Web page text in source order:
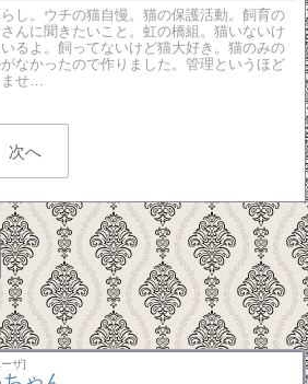
し。ウチの猫自慢。猫の保護活動。飼育の
んに聞きたいこと。虹の橋組。猫いないけ
るよ。飼ってないけど猫大好き。猫のみの
なかったので作りました。管理というほど
せ…
次へ
ザ]